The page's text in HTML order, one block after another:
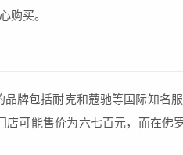
购买。
牌包括耐克和蔻驰等国际知名
可能售价为六七百元，而在佛